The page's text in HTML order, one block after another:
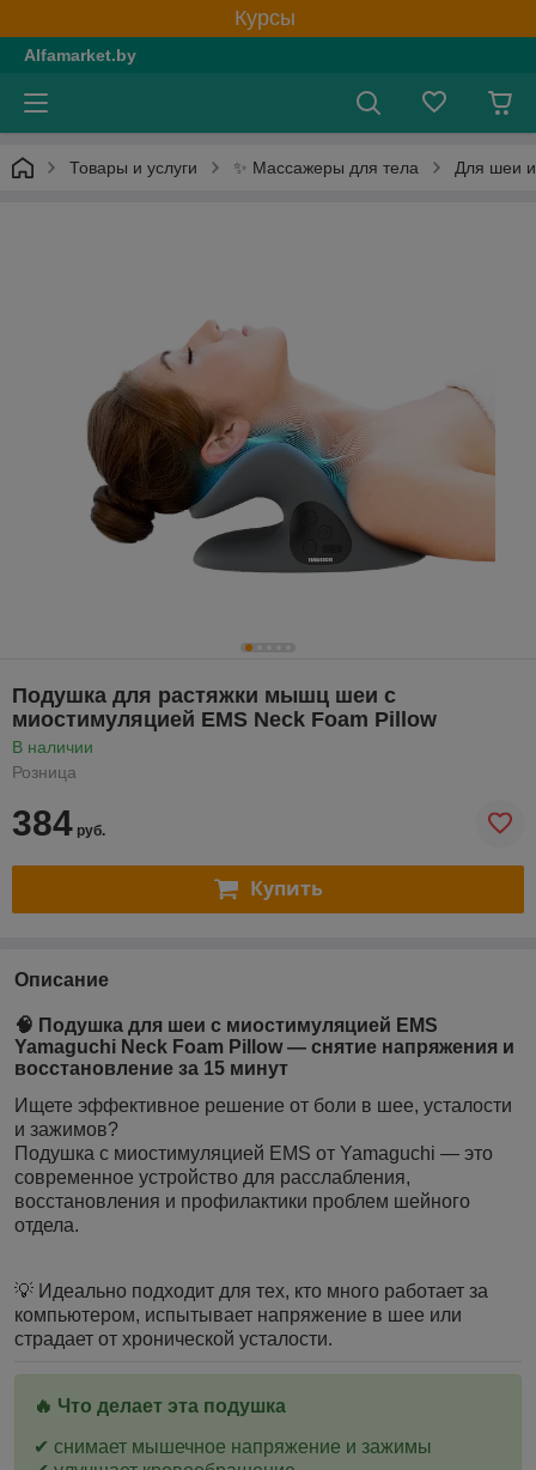
Курсы
Alfamarket.by
Товары и услуги ✨ Массажеры для тела Для шеи
Подушка для растяжки мышц шеи с
миостимуляцией EMS Neck Foam Pillow
В наличии
Розница
384 руб.
Купить
Описание
🧠 Подушка для шеи с миостимуляцией EMS
Yamaguchi Neck Foam Pillow — снятие напряжения и
восстановление за 15 минут
Ищете эффективное решение от боли в шее, усталости
и зажимов?
Подушка с миостимуляцией EMS от Yamaguchi — это
современное устройство для расслабления,
восстановления и профилактики проблем шейного
отдела.
💡 Идеально подходит для тех, кто много работает за
компьютером, испытывает напряжение в шее или
страдает от хронической усталости.
🔥 Что делает эта подушка
✔ снимает мышечное напряжение и зажимы